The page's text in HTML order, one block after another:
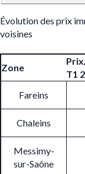
Évolution des prix
voisines
Zone
T1
Fareins
Chaleins
Messimy-
sur-Saône